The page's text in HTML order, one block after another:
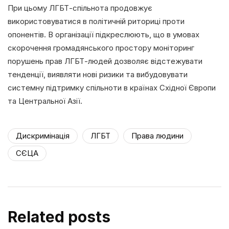
При цьому ЛГБТ-спільнота продовжує
використовуватися в політичній риториці проти
опонентів. В організації підкреслюють, що в умовах
скорочення громадянського простору моніторинг
порушень прав ЛГБТ-людей дозволяє відстежувати
тенденції, виявляти нові ризики та вибудовувати
системну підтримку спільноти в країнах Східної Європи
та Центральної Азії.
Дискримінація ЛГБТ
Права людини
СЄЦА
Related posts